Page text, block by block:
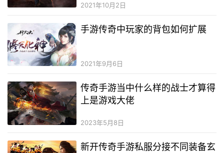
2021年10月2日
手游传奇中玩家的背包如何扩展
2021年9月6日
传奇手游当中什么样的战士才算得
上是游戏大佬
2023年5月8日
新开传奇手游私服分接不同装备玄